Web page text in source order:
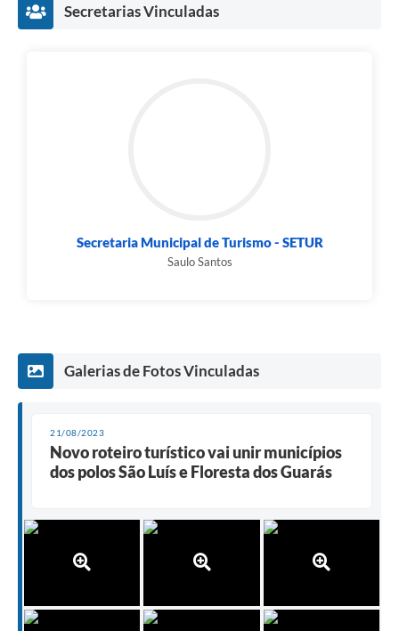
Secretarias Vinculadas
Secretaria Municipal de Turismo - SETUR
Saulo Santos
Galerias de Fotos Vinculadas
21/08/2023
Novo roteiro turístico vai unir municípios
dos polos São Luís e Floresta dos Guarás